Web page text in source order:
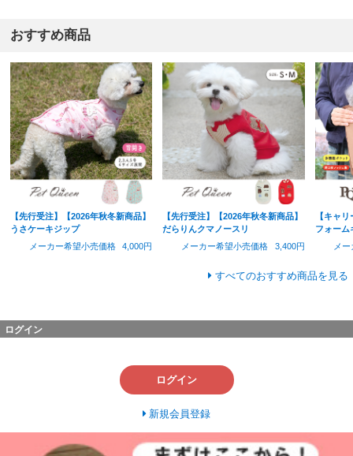
おすすめ商品
【先行受注】【2026年秋冬新商品】
うさケーキジップ
メーカー希望小売価格
4,000円
【先行受注】【2026年秋冬新商品】
だらりんクマノースリ
メーカー希望小売価格
3,400円
【キャ
フォーム
メ
すべてのおすすめ商品を見る
ログイン
ログイン
新規会員登録